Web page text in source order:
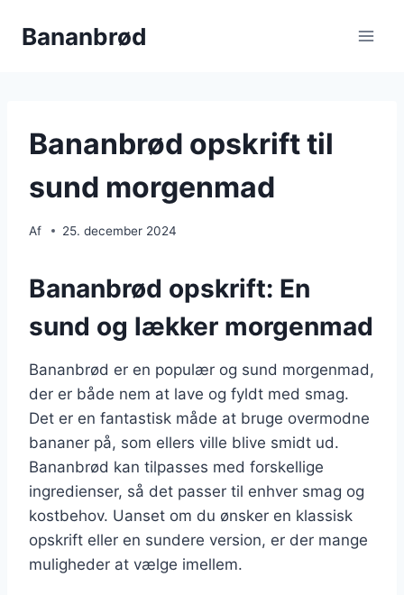
Bananbrød
Bananbrød opskrift til
sund morgenmad
Af 25. december 2024
Bananbrød opskrift: En
sund og lækker morgenmad
Bananbrød er en populær og sund morgenmad,
der er både nem at lave og fyldt med smag.
Det er en fantastisk måde at bruge overmodne
bananer på, som ellers ville blive smidt ud.
Bananbrød kan tilpasses med forskellige
ingredienser, så det passer til enhver smag og
kostbehov. Uanset om du ønsker en klassisk
opskrift eller en sundere version, er der mange
muligheder at vælge imellem.